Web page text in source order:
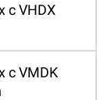
с VHDX
с VMDK